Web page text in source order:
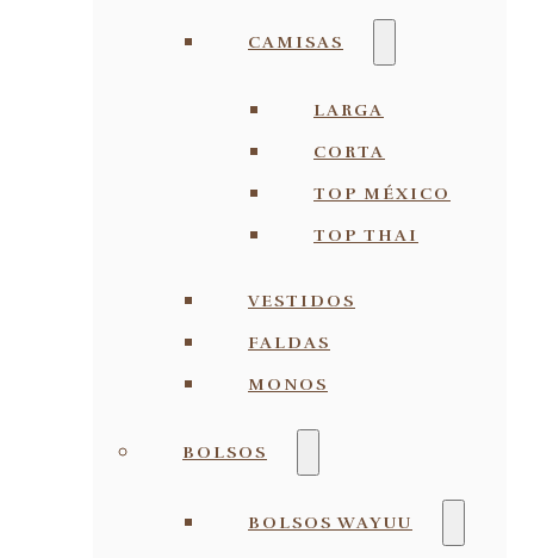
CAMISAS
LARGA
CORTA
TOP MÉXICO
TOP THAI
VESTIDOS
FALDAS
MONOS
BOLSOS
BOLSOS WAYUU